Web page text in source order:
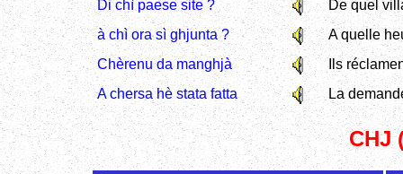
Di chì paese site ?
De quel
à chì ora sì ghjunta ?
A quelle
Chèrenu da manghjà
Ils
A chersa hè stata fatta
La
CHJ